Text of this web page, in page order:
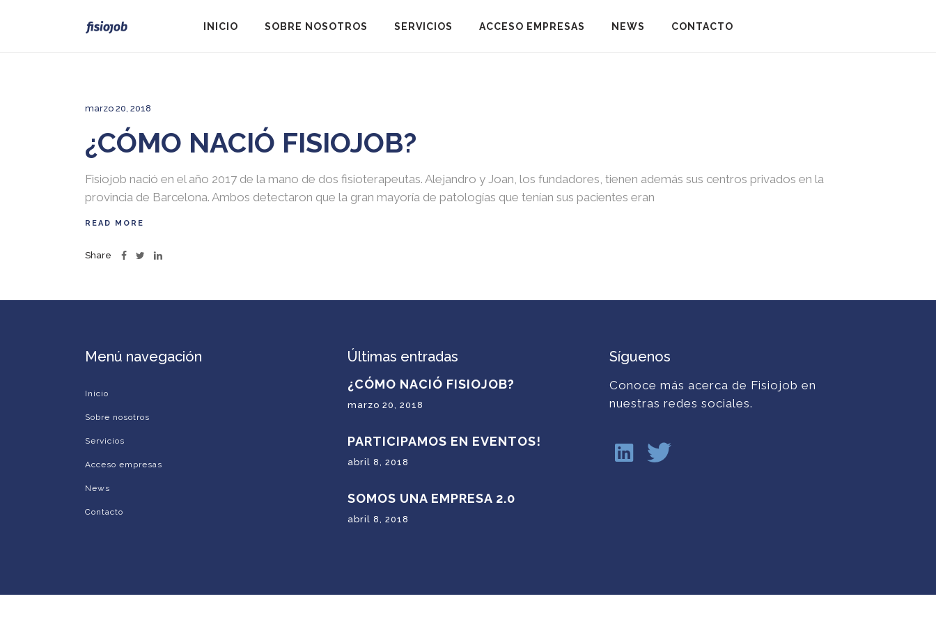
INICIO SOBRE NOSOTROS SERVICIOS ACCESO EMPRESAS NEWS CONTACTO
marzo 20, 2018
¿CÓMO NACIÓ FISIOJOB?
Fisiojob nació en el año 2017 de la mano de dos fisioterapeutas. Alejandro y Joan, los fundadores, tienen además sus centros privados en la
provincia de Barcelona. Ambos detectaron que la gran mayoría de patologías que tenían sus pacientes eran
READ MORE
Share
Menú navegación
Inicio
Sobre nosotros
Servicios
Acceso empresas
News
Contacto
Últimas entradas
¿CÓMO NACIÓ FISIOJOB?
marzo 20, 2018
PARTICIPAMOS EN EVENTOS!
abril 8, 2018
SOMOS UNA EMPRESA 2.0
abril 8, 2018
Síguenos
Conoce más acerca de Fisiojob en
nuestras redes sociales.